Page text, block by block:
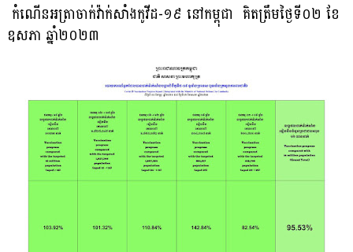
កំណេីនអត្រាចាក់វ៉ាក់សាំងកូវីដ-១៩ នៅកម្ពុជា គិតត្រឹមថ្ងៃទី០២ ខែ
ឧសភា ឆ្នាំ២០២៣